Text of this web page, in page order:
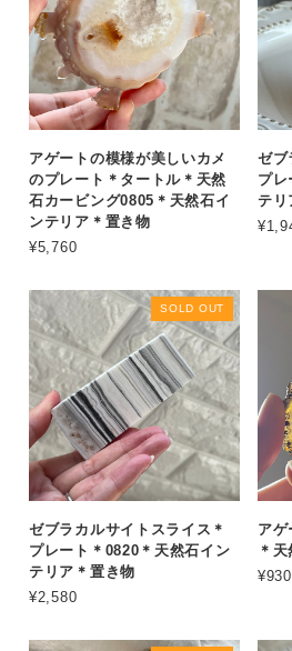
アゲートの模様が美しいカメ
のプレート＊タートル＊天然
石カービング0805＊天然石イ
ンテリア＊置き物
¥5,760
ゼブ
プレ
テリ
SOLD OUT
ゼブラカルサイトスライス＊
プレート＊0820＊天然石イン
テリア＊置き物
¥2,580
アゲ
＊
¥930